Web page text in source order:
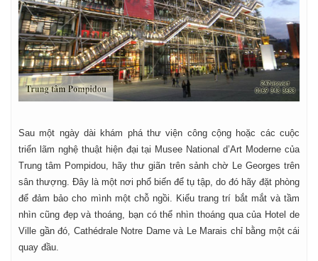
Sau một ngày dài khám phá thư viện công cộng hoặc các cuộc
triển lãm nghệ thuật hiện đại tại Musee National d’Art Moderne của
Trung tâm Pompidou, hãy thư giãn trên sảnh chờ Le Georges trên
sân thượng. Đây là một nơi phổ biến để tụ tập, do đó hãy đặt phòng
để đảm bảo cho mình một chỗ ngồi. Kiểu trang trí bắt mắt và tầm
nhìn cũng đẹp và thoáng, bạn có thể nhìn thoáng qua của Hotel de
Ville gần đó, Cathédrale Notre Dame và Le Marais chỉ bằng một cái
quay đầu.